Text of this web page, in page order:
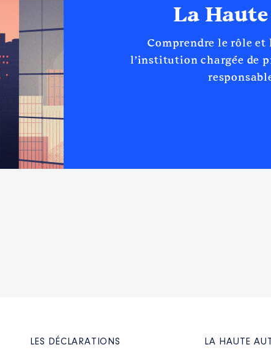
La
Comprendre le rôle
l’institution chargée de
LES DÉCLARATIONS LA HAUTE